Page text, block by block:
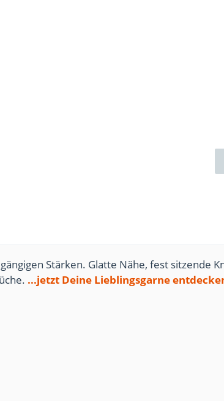
Stärken. Glatte Nähe, fest sitzende
...jetzt Deine Lieblingsgarne